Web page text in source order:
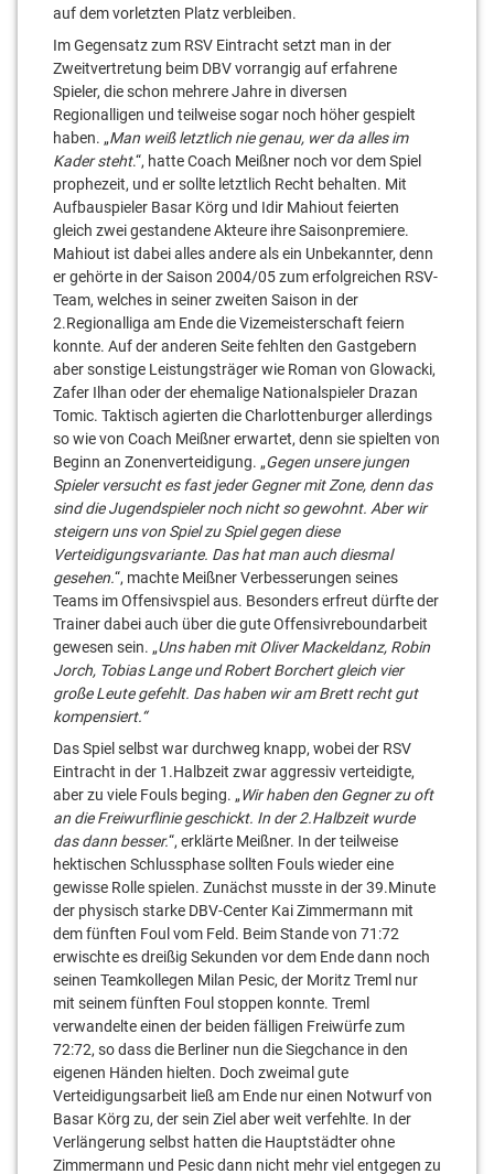
auf dem vorletzten Platz verbleiben.
Im Gegensatz zum RSV Eintracht setzt man in der
Zweitvertretung beim DBV vorrangig auf erfahrene
Spieler, die schon mehrere Jahre in diversen
Regionalligen und teilweise sogar noch höher gespielt
haben. „Man weiß letztlich nie genau, wer da alles im
Kader steht.“, hatte Coach Meißner noch vor dem Spiel
prophezeit, und er sollte letztlich Recht behalten. Mit
Aufbauspieler Basar Körg und Idir Mahiout feierten
gleich zwei gestandene Akteure ihre Saisonpremiere.
Mahiout ist dabei alles andere als ein Unbekannter, denn
er gehörte in der Saison 2004/05 zum erfolgreichen RSV-
Team, welches in seiner zweiten Saison in der
2.Regionalliga am Ende die Vizemeisterschaft feiern
konnte. Auf der anderen Seite fehlten den Gastgebern
aber sonstige Leistungsträger wie Roman von Glowacki,
Zafer Ilhan oder der ehemalige Nationalspieler Drazan
Tomic. Taktisch agierten die Charlottenburger allerdings
so wie von Coach Meißner erwartet, denn sie spielten von
Beginn an Zonenverteidigung. „Gegen unsere jungen
Spieler versucht es fast jeder Gegner mit Zone, denn das
sind die Jugendspieler noch nicht so gewohnt. Aber wir
steigern uns von Spiel zu Spiel gegen diese
Verteidigungsvariante. Das hat man auch diesmal
gesehen.“, machte Meißner Verbesserungen seines
Teams im Offensivspiel aus. Besonders erfreut dürfte der
Trainer dabei auch über die gute Offensivreboundarbeit
gewesen sein. „Uns haben mit Oliver Mackeldanz, Robin
Jorch, Tobias Lange und Robert Borchert gleich vier
große Leute gefehlt. Das haben wir am Brett recht gut
kompensiert.“
Das Spiel selbst war durchweg knapp, wobei der RSV
Eintracht in der 1.Halbzeit zwar aggressiv verteidigte,
aber zu viele Fouls beging. „Wir haben den Gegner zu oft
an die Freiwurflinie geschickt. In der 2.Halbzeit wurde
das dann besser.“, erklärte Meißner. In der teilweise
hektischen Schlussphase sollten Fouls wieder eine
gewisse Rolle spielen. Zunächst musste in der 39.Minute
der physisch starke DBV-Center Kai Zimmermann mit
dem fünften Foul vom Feld. Beim Stande von 71:72
erwischte es dreißig Sekunden vor dem Ende dann noch
seinen Teamkollegen Milan Pesic, der Moritz Treml nur
mit seinem fünften Foul stoppen konnte. Treml
verwandelte einen der beiden fälligen Freiwürfe zum
72:72, so dass die Berliner nun die Siegchance in den
eigenen Händen hielten. Doch zweimal gute
Verteidigungsarbeit ließ am Ende nur einen Notwurf von
Basar Körg zu, der sein Ziel aber weit verfehlte. In der
Verlängerung selbst hatten die Hauptstädter ohne
Zimmermann und Pesic dann nicht mehr viel entgegen zu